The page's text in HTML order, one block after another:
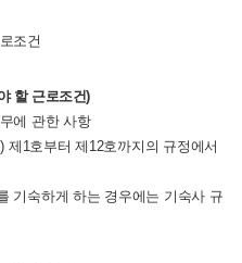
조건
할 근로조건)
에 관한 사항
제1호부터 제12호까지의 규정에서
기숙하게 하는 경우에는 기숙사 규